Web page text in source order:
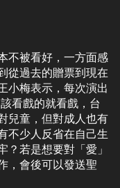
不被看好，一方面感
從過去的贈票到現在
小梅表示，每次演出
看戲的就看戲，台
兒童，但對成人也有
不少人反省在自己生
？若是想要對「愛」
，會後可以發送聖